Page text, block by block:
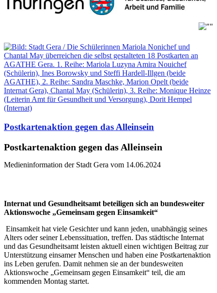
Postkartenaktion gegen das Alleinsein
Postkartenaktion gegen das Alleinsein
Medieninformation der Stadt Gera vom 14.06.2024
Internat und Gesundheitsamt beteiligen sich an bundesweiter
Aktionswoche „Gemeinsam gegen Einsamkeit“
Einsamkeit hat viele Gesichter und kann jeden, unabhängig seines
Alters oder seiner Lebenssituation, treffen. Das städtische Internat
und das Gesundheitsamt leisten aktuell einen wichtigen Beitrag zur
Unterstützung einsamer Menschen und haben eine Postkartenaktion
ins Leben gerufen. Damit nehmen sie an der bundesweiten
Aktionswoche „Gemeinsam gegen Einsamkeit“ teil, die am
kommenden Montag startet.